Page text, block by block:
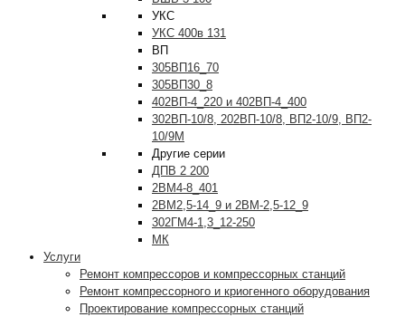
УКС
УКС 400в 131
ВП
305ВП16_70
305ВП30_8
402ВП-4_220 и 402ВП-4_400
302ВП-10/8, 202ВП-10/8, ВП2-10/9, ВП2-
10/9М
Другие серии
ДПВ 2 200
2ВМ4-8_401
2ВМ2,5-14_9 и 2ВМ-2,5-12_9
302ГМ4-1,3_12-250
МК
Услуги
Ремонт компрессоров и компрессорных станций
Ремонт компрессорного и криогенного оборудования
Проектирование компрессорных станций